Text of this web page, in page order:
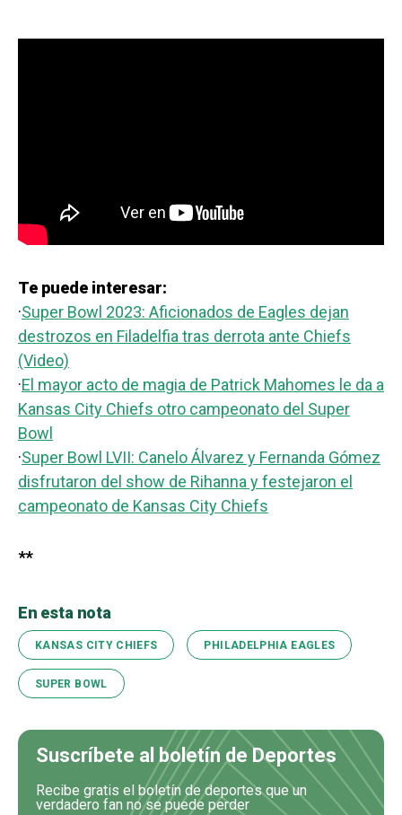
Te puede interesar:
·Super Bowl 2023: Aficionados de Eagles dejan
destrozos en Filadelfia tras derrota ante Chiefs
(Video)
·El mayor acto de magia de Patrick Mahomes le da a
Kansas City Chiefs otro campeonato del Super
Bowl
·Super Bowl LVII: Canelo Álvarez y Fernanda Gómez
disfrutaron del show de Rihanna y festejaron el
campeonato de Kansas City Chiefs
**
En esta nota
KANSAS CITY CHIEFS PHILADELPHIA EAGLES
SUPER BOWL
Suscríbete al boletín de Deportes
Recibe gratis el boletín de deportes que un
verdadero fan no se puede perder